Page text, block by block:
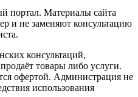
портал. Материалы сайта
и не заменяют консультацию
консультаций,
товары либо услуги.
офертой. Администрация не
использования